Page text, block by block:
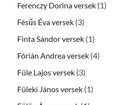
Ferenczy Dorina versek (1)
Fésűs Éva versek (3)
Finta Sándor versek (1)
Fórián Andrea versek (4)
Füle Lajos versek (3)
Füleki János versek (1)